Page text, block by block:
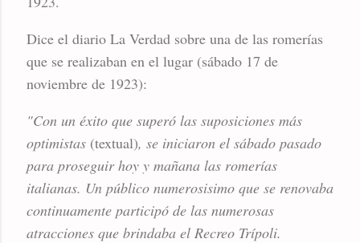
Dice el diario La Verdad sobre una de las romerías
que se realizaban en el lugar (sábado 17 de
noviembre de 1923):
"Con un éxito que superó las suposiciones más
optimistas(textual), se iniciaron el sábado pasado
para proseguir hoy y mañana las romerías
italianas. Un público numerosisimo que se renovaba
continuamente participó de las numerosas
atracciones que brindaba el Recreo Trípoli.